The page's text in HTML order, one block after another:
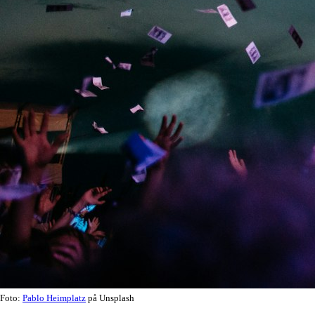
Foto: Pablo Heimplatz på Unsplash